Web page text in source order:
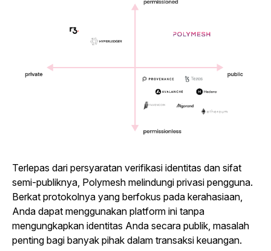
Terlepas dari persyaratan verifikasi identitas dan sifat
semi-publiknya, Polymesh melindungi privasi pengguna.
Berkat protokolnya yang berfokus pada kerahasiaan,
Anda dapat menggunakan platform ini tanpa
mengungkapkan identitas Anda secara publik, masalah
penting bagi banyak pihak dalam transaksi keuangan.